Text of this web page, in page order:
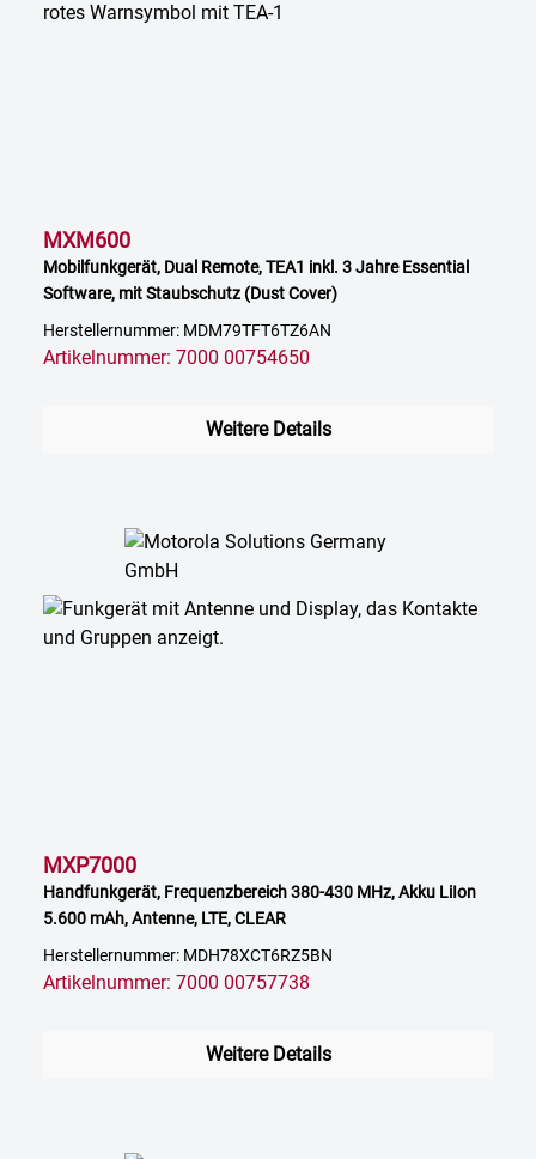
MXM600
Mobilfunkgerät, Dual Remote, TEA1 inkl. 3 Jahre Essential
Software, mit Staubschutz (Dust Cover)
Herstellernummer: MDM79TFT6TZ6AN
Artikelnummer: 7000 00754650
Weitere Details
MXP7000
Handfunkgerät, Frequenzbereich 380-430 MHz, Akku LiIon
5.600 mAh, Antenne, LTE, CLEAR
Herstellernummer: MDH78XCT6RZ5BN
Artikelnummer: 7000 00757738
Weitere Details